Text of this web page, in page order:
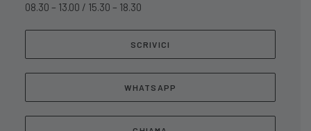
08.30 – 13.00 / 15.30 – 18.30
SCRIVICI
WHATSAPP